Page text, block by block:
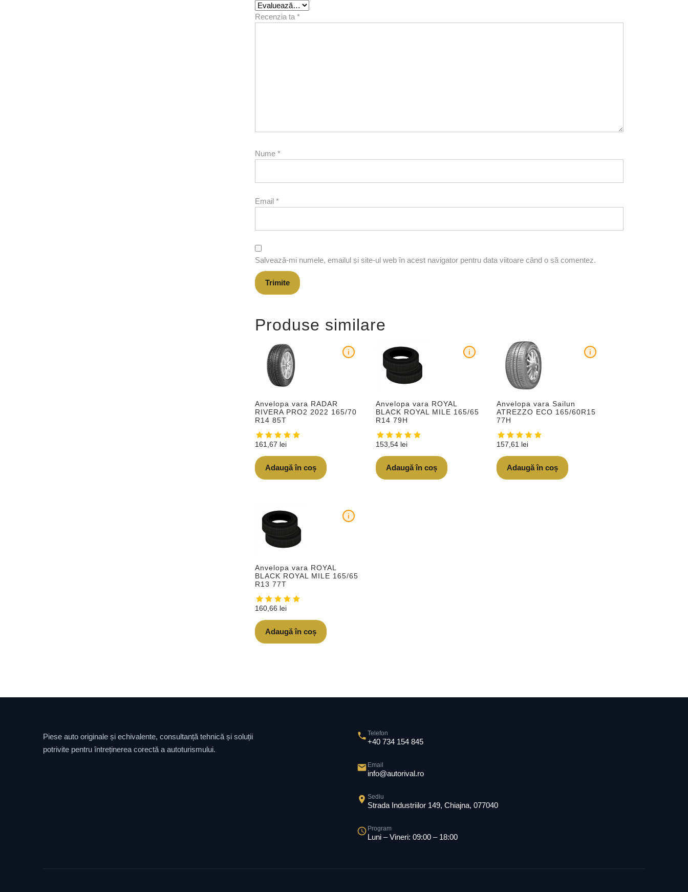
Recenzia ta *
Nume *
Email *
Salvează-mi numele, emailul și site-ul web în acest navigator pentru data viitoare când o să comentez.
Produse similare
Anvelopa vara RADAR
RIVERA PRO2 2022 165/70
R14 85T
i
161,67 lei
Adaugă în coș
Anvelopa vara ROYAL
BLACK ROYAL MILE 165/65
R14 79H
i
153,54 lei
Adaugă în coș
Anvelopa vara Sailun
ATREZZO ECO 165/60R15
77H
i
157,61 lei
Adaugă în coș
Anvelopa vara ROYAL
BLACK ROYAL MILE 165/65
R13 77T
i
160,66 lei
Adaugă în coș
Piese auto originale și echivalente, consultanță tehnică și soluții
potrivite pentru întreținerea corectă a autoturismului.
Telefon
+40 734 154 845
Email
info@autorival.ro
Sediu
Strada Industriilor 149, Chiajna, 077040
Program
Luni – Vineri: 09:00 – 18:00